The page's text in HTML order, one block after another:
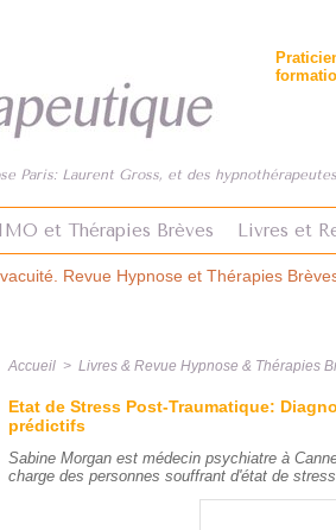
Paris: Laurent Gross, et des
et Thérapies Brèves Livres et
Brèves 80. L'hypnose et le
Accueil > Livres & Revue Hypnose & Thérapies
Etat de Stress Post-Traumatique:
prédictifs
Sabine Morgan est médecin psychiatre à
charge des personnes souffrant d'état de